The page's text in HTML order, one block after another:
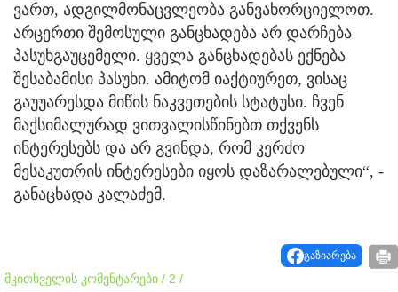
ვართ, ადგილმონაცვლეობა განვახორციელოთ.
არცერთი შემოსული განცხადება არ დარჩება
პასუხგაუცემელი. ყველა განცხადებას ექნება
შესაბამისი პასუხი. ამიტომ იაქტიურეთ, ვისაც
გაუუარესდა მიწის ნაკვეთების სტატუსი. ჩვენ
მაქსიმალურად ვითვალისწინებთ თქვენს
ინტერესებს და არ გვინდა, რომ კერძო
მესაკუთრის ინტერესები იყოს დაზარალებული“, -
განაცხადა კალაძემ.
გაზიარება
მკითხველის კომენტარები / 2 /